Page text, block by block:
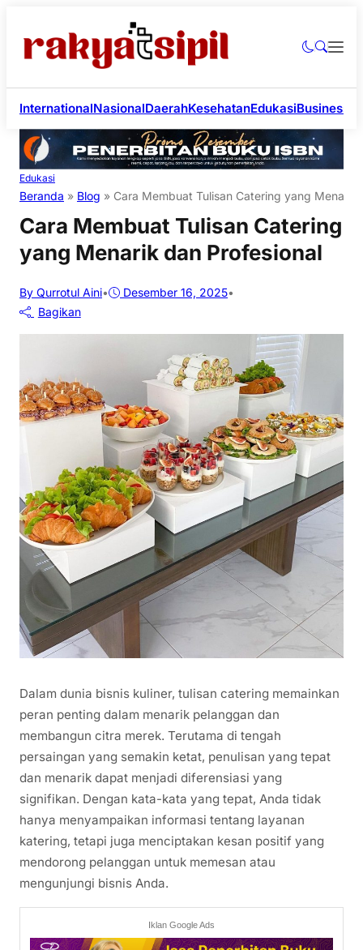
InternationalNasionalDaerahKesehatanEdukasiBusiness
Edukasi
Beranda » Blog » Cara Membuat Tulisan Catering yang Menarik
Cara Membuat Tulisan Catering
yang Menarik dan Profesional
By Qurrotul Aini• Desember 16, 2025•
Bagikan
Dalam dunia bisnis kuliner, tulisan catering memainkan
peran penting dalam menarik pelanggan dan
membangun citra merek. Terutama di tengah
persaingan yang semakin ketat, penulisan yang tepat
dan menarik dapat menjadi diferensiasi yang
signifikan. Dengan kata-kata yang tepat, Anda tidak
hanya menyampaikan informasi tentang layanan
katering, tetapi juga menciptakan kesan positif yang
mendorong pelanggan untuk memesan atau
mengunjungi bisnis Anda.
Iklan Google Ads